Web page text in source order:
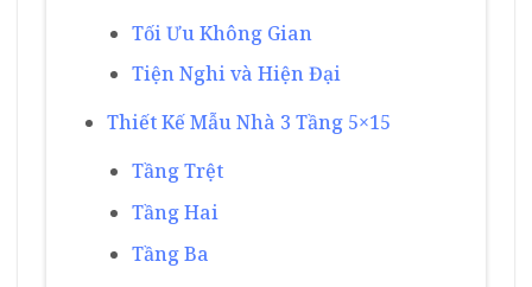
Tối Ưu Không Gian
Tiện Nghi và Hiện Đại
Thiết Kế Mẫu Nhà 3 Tầng 5×15
Tầng Trệt
Tầng Hai
Tầng Ba